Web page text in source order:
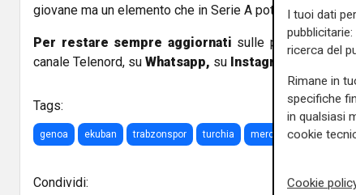
giovane ma un elemento che in Serie A potrebbe
Per restare sempre aggiornati sulle principali
canale Telenord, su Whatsapp, su Instagram
Tags:
genoa ekuban trabzonspor turchia mercato serie a
Condividi:
I tuoi dati
ricerca del
Rimane in
specifiche
in qualsiasi
cookie
Cookie